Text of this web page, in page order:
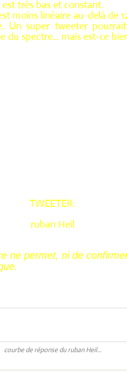
très bas et constant.
moins linéaire au-delà de
Un super tweeter
du spectre... mais est-ce
TWEETER:
ruban Heil
ne permet, ni de
courbe de réponse du ruban Heil...